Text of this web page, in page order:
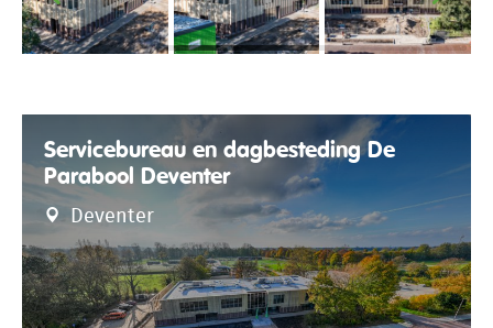
Servicebureau en dagbesteding De
Parabool Deventer
Deventer